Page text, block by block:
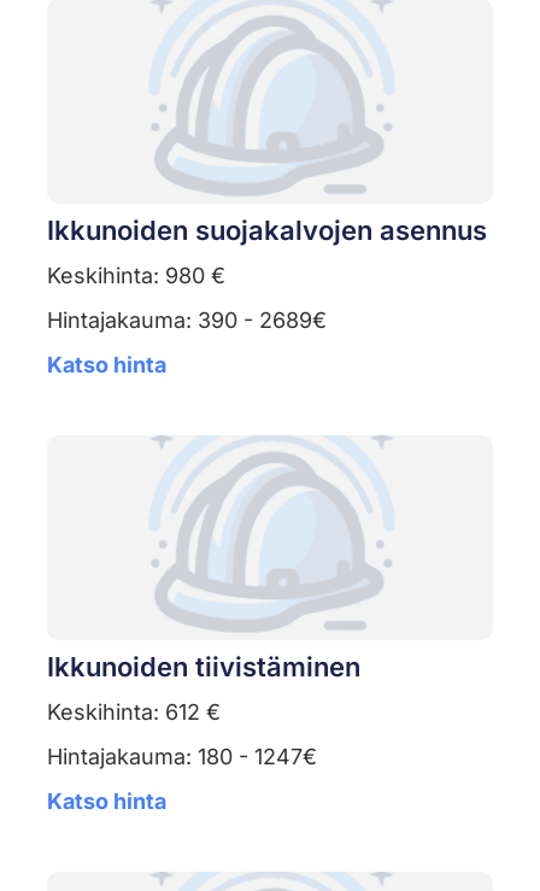
Ikkunoiden suojakalvojen asennus
Keskihinta: 980 €
Hintajakauma: 390 - 2689€
Katso hinta
Ikkunoiden tiivistäminen
Keskihinta: 612 €
Hintajakauma: 180 - 1247€
Katso hinta